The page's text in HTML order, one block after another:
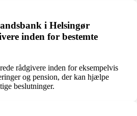
i Helsingør
inden for bestemte
rådgivere inden for eksempelvis
og pension, der kan hjælpe
beslutninger.